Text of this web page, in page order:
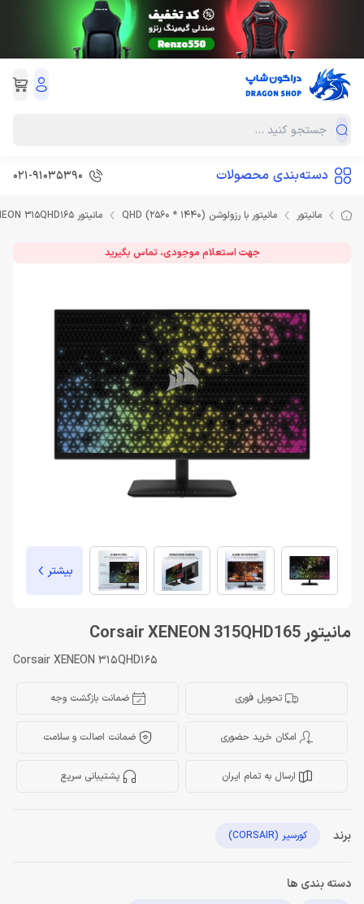
دسته‌بندی محصولات 021-91035390
مانیتور مانیتور با رزولوشن QHD (2560 * 1440) مانیتور Corsair XENEON 315QHD165
جهت استعلام موجودی، تماس بگیرید
بیشتر
مانیتور Corsair XENEON 315QHD165
Corsair XENEON 315QHD165
تحویل فوری ضمانت بازگشت وجه
امکان خرید حضوری ضمانت اصالت و سلامت
ارسال به تمام ایران پشتیبانی سریع
برند کورسیر (CORSAIR)
دسته بندی ها